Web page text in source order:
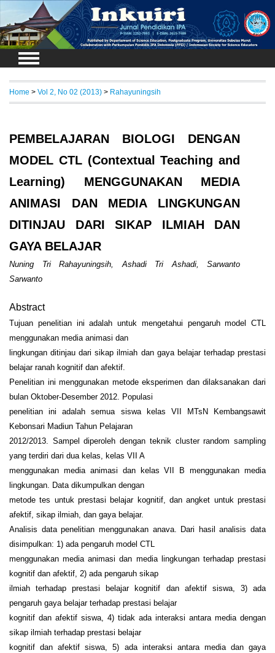
Login
Home > Vol 2, No 02 (2013) > Rahayuningsih
PEMBELAJARAN BIOLOGI DENGAN
MODEL CTL (Contextual Teaching and
Learning) MENGGUNAKAN MEDIA
ANIMASI DAN MEDIA LINGKUNGAN
DITINJAU DARI SIKAP ILMIAH DAN
GAYA BELAJAR
Nuning Tri Rahayuningsih, Ashadi Tri Ashadi, Sarwanto
Sarwanto
Abstract
Tujuan penelitian ini adalah untuk mengetahui pengaruh model CTL
menggunakan media animasi dan
lingkungan ditinjau dari sikap ilmiah dan gaya belajar terhadap prestasi
belajar ranah kognitif dan afektif.
Penelitian ini menggunakan metode eksperimen dan dilaksanakan dari
bulan Oktober-Desember 2012. Populasi
penelitian ini adalah semua siswa kelas VII MTsN Kembangsawit
Kebonsari Madiun Tahun Pelajaran
2012/2013. Sampel diperoleh dengan teknik cluster random sampling
yang terdiri dari dua kelas, kelas VII A
menggunakan media animasi dan kelas VII B menggunakan media
lingkungan. Data dikumpulkan dengan
metode tes untuk prestasi belajar kognitif, dan angket untuk prestasi
afektif, sikap ilmiah, dan gaya belajar.
Analisis data penelitian menggunakan anava. Dari hasil analisis data
disimpulkan: 1) ada pengaruh model CTL
menggunakan media animasi dan media lingkungan terhadap prestasi
kognitif dan afektif, 2) ada pengaruh sikap
ilmiah terhadap prestasi belajar kognitif dan afektif siswa, 3) ada
pengaruh gaya belajar terhadap prestasi belajar
kognitif dan afektif siswa, 4) tidak ada interaksi antara media dengan
sikap ilmiah terhadap prestasi belajar
kognitif dan afektif siswa, 5) ada interaksi antara media dan gaya